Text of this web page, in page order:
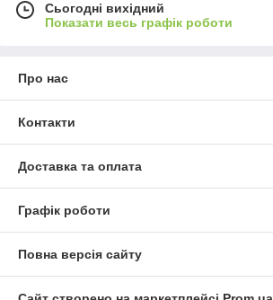
Сьогодні вихідний
Показати весь графік роботи
Про нас
Контакти
Доставка та оплата
Графік роботи
Повна версія сайту